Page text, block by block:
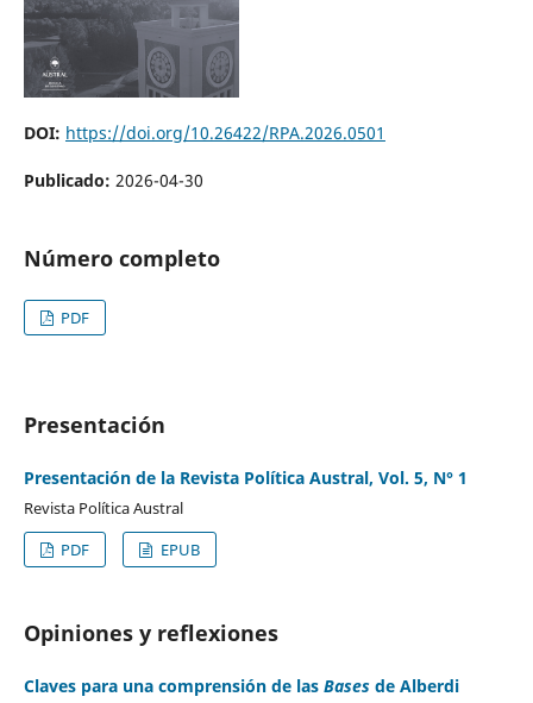
DOI: https://doi.org/10.26422/RPA.2026.0501
Publicado: 2026-04-30
Número completo
PDF
Presentación
Presentación de la Revista Política Austral, Vol. 5, N° 1
Revista Política Austral
PDF
EPUB
Opiniones y reflexiones
Claves para una comprensión de las Bases de Alberdi